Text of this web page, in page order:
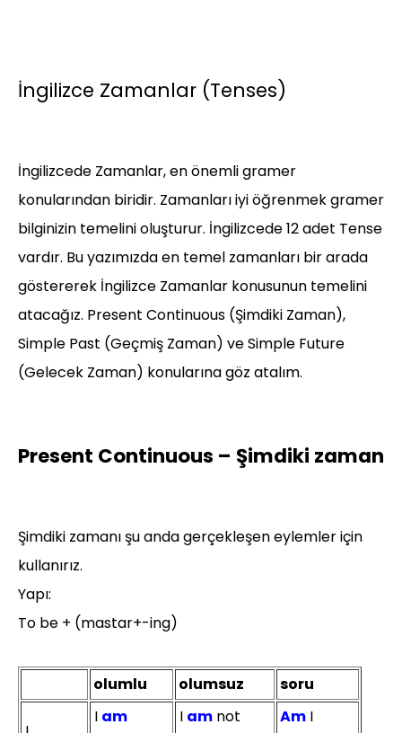
İngilizce Zamanlar (Tenses)
İngilizcede Zamanlar, en önemli gramer
konularından biridir. Zamanları iyi öğrenmek gramer
bilginizin temelini oluşturur. İngilizcede 12 adet Tense
vardır. Bu yazımızda en temel zamanları bir arada
göstererek İngilizce Zamanlar konusunun temelini
atacağız. Present Continuous (Şimdiki Zaman),
Simple Past (Geçmiş Zaman) ve Simple Future
(Gelecek Zaman) konularına göz atalım.
Present Continuous – Şimdiki zaman
Şimdiki zamanı şu anda gerçekleşen eylemler için
kullanırız.
Yapı:
To be + (mastar+-ing)
olumlu olumsuz soru
I am I am not Am I